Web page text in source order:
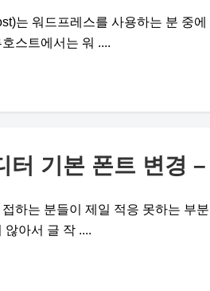
는 워드프레스를 사용하는 분 중
스트에서는 워 ....
터 기본 폰트 변경
하는 분들이 제일 적응 못하는 부
않아서 글 작 ....